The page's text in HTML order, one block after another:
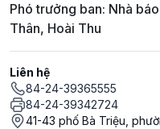
Phó trưởng ban: Nhà
Thân, Hoài Thu
Liên hệ
84-24-39365555
84-24-39342724
41-43 phố Bà Triệu,